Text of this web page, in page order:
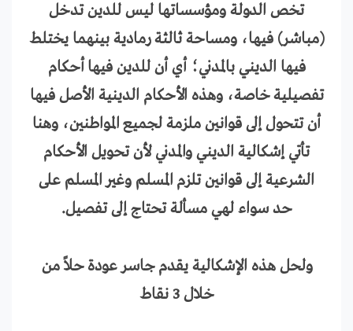
تخص الدولة ومؤسساتها ليس للدين تدخل
(مباشر) فيها، ومساحة ثالثة رمادية بينهما يختلط
فيها الديني بالمدني؛ أي أن للدين فيها أحكام
تفصيلية خاصة، وهذه الأحكام الدينية الأصل فيها
أن تتحول إلى قوانين ملزمة لجميع المواطنين، وهنا
تأتي إشكالية الديني والمدني لأن تحويل الأحكام
الشرعية إلى قوانين تلزم المسلم وغير المسلم على
حد سواء لهي مسألة تحتاج إلى تفصيل.
ولحل هذه الإشكالية يقدم جاسر عودة حلاً من
خلال 3 نقاط